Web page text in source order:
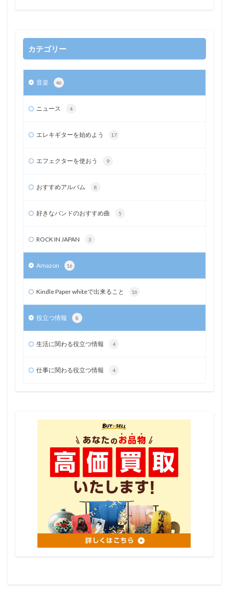
カテゴリー
音楽 46
ニュース 4
エレキギターを始めよう 17
エフェクターを使おう 9
おすすめアルバム 8
好きなバンドのおすすめ曲 5
ROCK IN JAPAN 3
Amazon 16
Kindle Paper whiteで出来ること 16
役立つ情報 8
生活に関わる役立つ情報 4
仕事に関わる役立つ情報 4